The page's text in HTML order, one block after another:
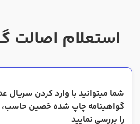
استعلام اصالت
شما میتوانید با وارد کردن سریال
گواهینامه چاپ شده حَصین حاسب،
را بررسی نمایید
در صورتی که سابقه دارید توضیح مختصر از
داشته اید را بنویسید